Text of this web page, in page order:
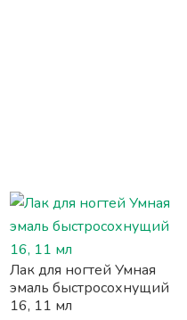
Лак для ногтей Умная
эмаль быстросохнущий
16, 11 мл